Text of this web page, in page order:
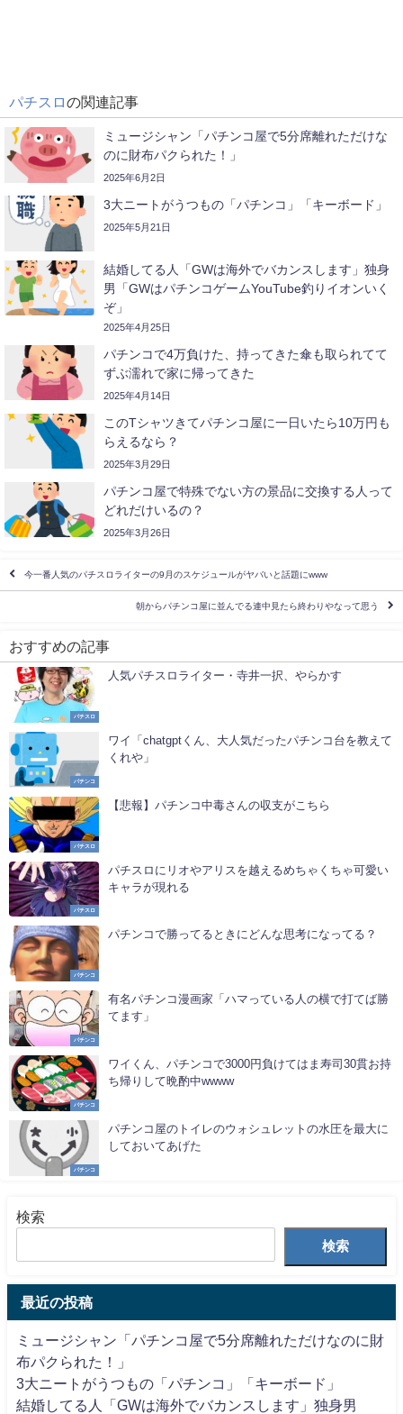
パチスロの関連記事
ミュージシャン「パチンコ屋で5分席離れただけな
のに財布パクられた！」
2025年6月2日
3大ニートがうつもの「パチンコ」「キーボード」
2025年5月21日
結婚してる人「GWは海外でバカンスします」独身
男「GWはパチンコゲームYouTube釣りイオンいく
ぞ」
2025年4月25日
パチンコで4万負けた、持ってきた傘も取られてて
ずぶ濡れで家に帰ってきた
2025年4月14日
このTシャツきてパチンコ屋に一日いたら10万円も
らえるなら？
2025年3月29日
パチンコ屋で特殊でない方の景品に交換する人って
どれだけいるの？
2025年3月26日
今一番人気のパチスロライターの9月のスケジュールがヤバいと話題にwww
朝からパチンコ屋に並んでる連中見たら終わりやなって思う
おすすめの記事
パチスロ
人気パチスロライター・寺井一択、やらかす
パチンコ
ワイ「chatgptくん、大人気だったパチンコ台を教えて
くれや」
パチスロ
【悲報】パチンコ中毒さんの収支がこちら
パチスロ
パチスロにリオやアリスを越えるめちゃくちゃ可愛い
キャラが現れる
パチンコ
パチンコで勝ってるときにどんな思考になってる？
パチンコ
有名パチンコ漫画家「ハマっている人の横で打てば勝
てます」
パチンコ
ワイくん、パチンコで3000円負けてはま寿司30貫お持
ち帰りして晩酌中wwww
パチンコ
パチンコ屋のトイレのウォシュレットの水圧を最大に
しておいてあげた
検索
検索
最近の投稿
ミュージシャン「パチンコ屋で5分席離れただけなのに財
布パクられた！」
3大ニートがうつもの「パチンコ」「キーボード」
結婚してる人「GWは海外でバカンスします」独身男